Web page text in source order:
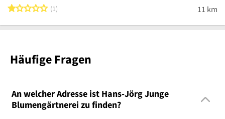
1 von 5 Sternen
1 11 km
Häufige Fragen
An welcher Adresse ist Hans-Jörg Junge
Blumengärtnerei zu finden?